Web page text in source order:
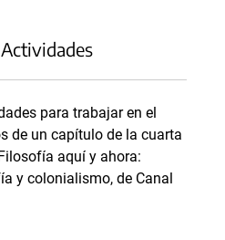
para trabajar en el
de un capítulo de la cuarta
aquí y ahora:
y colonialismo, de Canal